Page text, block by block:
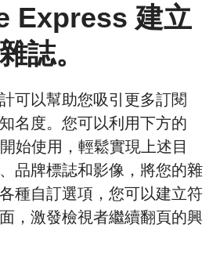
Express 建立
誌。
可以幫助您吸引更多訂閱
名度。您可以利用下方的
始使用，輕鬆實現上述目
品牌標誌和影像，將您的雜
種自訂選項，您可以建立符
，激發檢視者繼續翻頁的興